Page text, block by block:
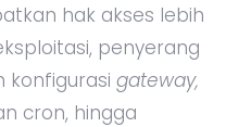
hak akses lebih
penyerang
konfigurasi gateway,
cron, hingga